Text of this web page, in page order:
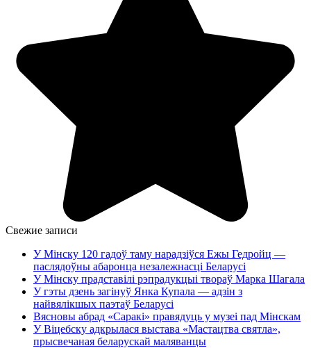
Свежие записи
У Мінску 120 гадоў таму нарадзіўся Ежы Гедройц —
паслядоўны абаронца незалежнасці Беларусі
У Мінску прадставілі рэпрадукцыі твораў Марка Шагала
У гэты дзень загінуў Янка Купала — адзін з
найвялікшых паэтаў Беларусі
Вясновы абрад «Саракі» правядуць у музеі пад Мінскам
У Віцебску адкрылася выстава «Мастацтва святла»,
прысвечаная беларускай маляванцы